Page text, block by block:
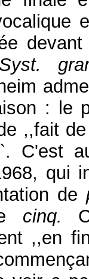
Syst.
: le
,,fait
C'est
qui
de
cinq.
,,en